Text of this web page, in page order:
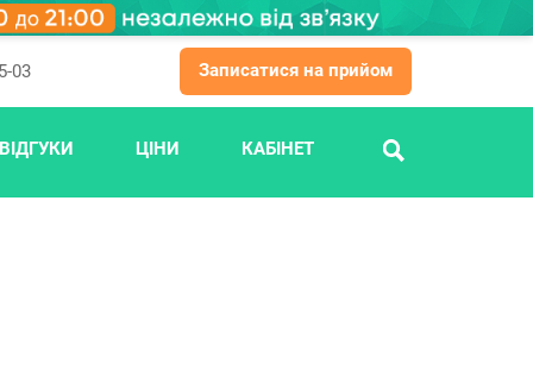
ПОШУК
03 Записатися на прийом
ВІДГУКИ ЦІНИ КАБІНЕТ